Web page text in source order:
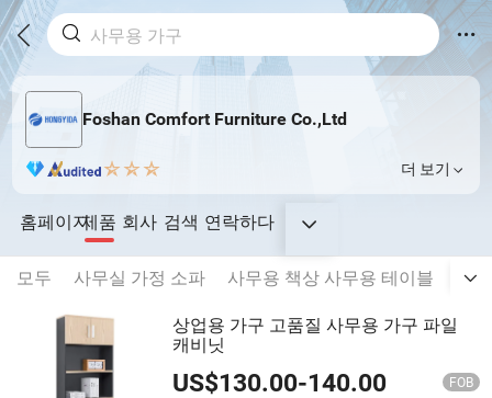
Foshan Comfort Furniture Co.,Ltd
더 보기
홈페이지제품 회사 검색 연락하다
모두 사무실 가정 소파 사무용 책상 사무용 테이블
사
상업용 가구 고품질 사무용 가구 파일
캐비닛
US$130.00-140.00 FOB